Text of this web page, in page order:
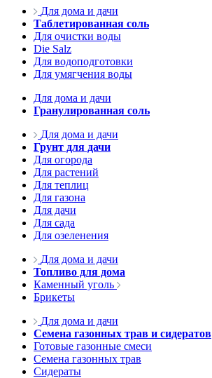
Для дома и дачи
Таблетированная соль
Для очистки воды
Die Salz
Для водоподготовки
Для умягчения воды
Для дома и дачи
Гранулированная соль
Для дома и дачи
Грунт для дачи
Для огорода
Для растений
Для теплиц
Для газона
Для дачи
Для сада
Для озеленения
Для дома и дачи
Топливо для дома
Каменный уголь
Брикеты
Для дома и дачи
Семена газонных трав и сидератов
Готовые газонные смеси
Семена газонных трав
Сидераты